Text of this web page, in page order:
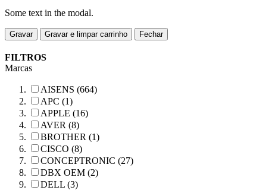
Some text in the modal.
Gravar Gravar e limpar carrinho Fechar
FILTROS
Marcas
AISENS (664)
APC (1)
APPLE (16)
AVER (8)
BROTHER (1)
CISCO (8)
CONCEPTRONIC (27)
DBX OEM (2)
DELL (3)